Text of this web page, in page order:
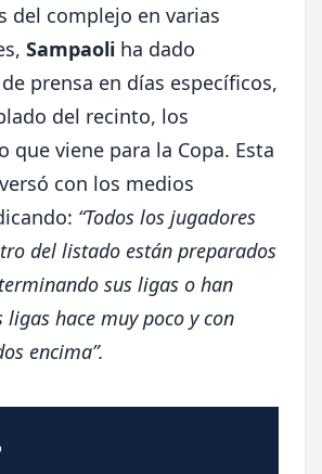
del complejo en varias
Sampaoli ha dado
prensa en días específicos,
del recinto, los
que viene para la Copa. Esta
con los medios
“Todos los jugadores
del listado están preparados
sus ligas o han
hace muy poco y con
encima”.